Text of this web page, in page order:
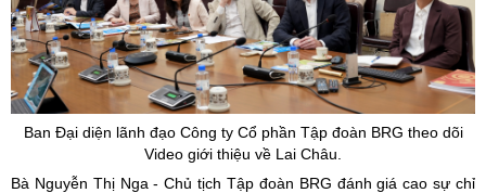
Ban Đại diện lãnh đạo Công ty Cổ phần Tập đoàn BRG theo dõi
Video giới thiệu về Lai Châu.
Bà Nguyễn Thị Nga - Chủ tịch Tập đoàn BRG đánh giá cao sự chỉ